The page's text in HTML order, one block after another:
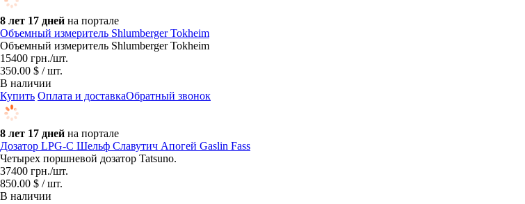
8 лет 17 дней на портале
Объемный измеритель Shlumberger Tokheim
Объемный измеритель Shlumberger Tokheim
15400 грн./шт.
350.00 $ / шт.
В наличии
Купить Оплата и доставкаОбратный звонок
8 лет 17 дней на портале
Дозатор LPG-C Шельф Славутич Апогей Gaslin Fass
Четырех поршневой дозатор Tatsuno.
37400 грн./шт.
850.00 $ / шт.
В наличии